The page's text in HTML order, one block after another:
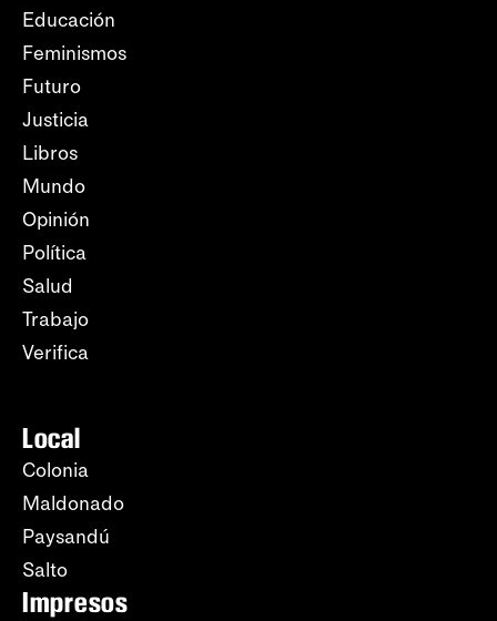
Educación
Feminismos
Futuro
Justicia
Libros
Mundo
Opinión
Política
Salud
Trabajo
Verifica
Local
Colonia
Maldonado
Paysandú
Salto
Impresos